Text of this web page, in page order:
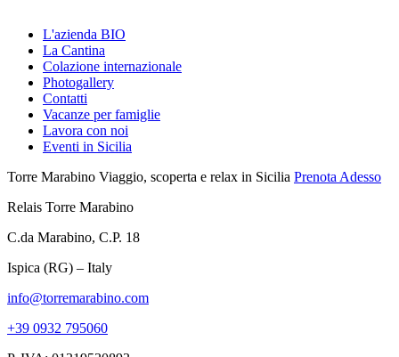
L'azienda BIO
La Cantina
Colazione internazionale
Photogallery
Contatti
Vacanze per famiglie
Lavora con noi
Eventi in Sicilia
Torre Marabino Viaggio, scoperta e relax in Sicilia Prenota Adesso
Relais Torre Marabino
C.da Marabino, C.P. 18
Ispica (RG) – Italy
info@torremarabino.com
+39 0932 795060